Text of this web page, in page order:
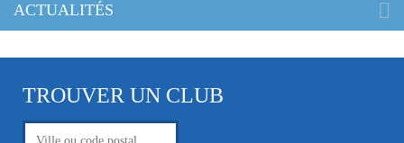
ACTUALITÉS
TROUVER UN CLUB